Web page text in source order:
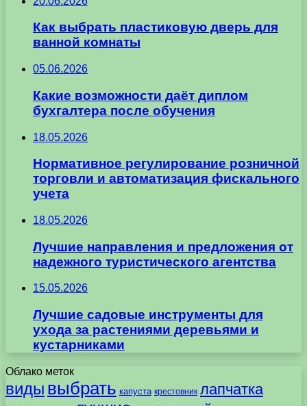
Как выбрать пластиковую дверь для
ванной комнаты
05.06.2026
Какие возможности даёт диплом
бухгалтера после обучения
18.05.2026
Нормативное регулирование розничной
торговли и автоматизация фискального
учета
18.05.2026
Лучшие направления и предложения от
надежного туристического агентства
15.05.2026
Лучшие садовые инструменты для
ухода за растениями деревьями и
кустарниками
Облако меток
виды выбрать капуста крестовник лапчатка